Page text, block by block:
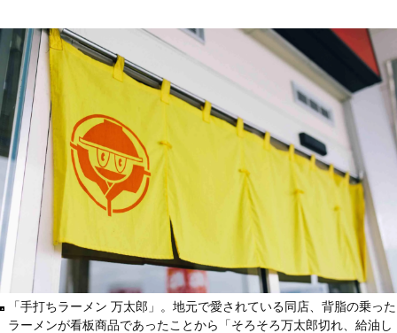
「手打ちラーメン 万太郎」。地元で愛されている同店、背脂の乗った
ラーメンが看板商品であったことから「そろそろ万太郎切れ、給油し